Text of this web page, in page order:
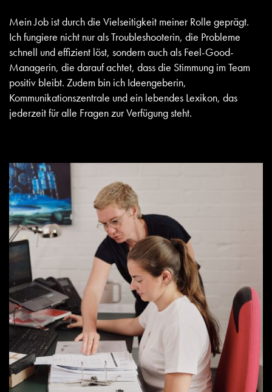
Mein Job ist durch die Vielseitigkeit meiner Rolle geprägt.
Ich fungiere nicht nur als Troubleshooterin, die Probleme
schnell und effizient löst, sondern auch als Feel-Good-
Managerin, die darauf achtet, dass die Stimmung im Team
positiv bleibt. Zudem bin ich Ideengeberin,
Kommunikationszentrale und ein lebendes Lexikon, das
jederzeit für alle Fragen zur Verfügung steht.